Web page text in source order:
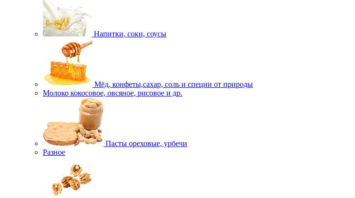
Напитки, соки, соусы
Мёд, конфеты,сахар, соль и специи от природы
Молоко кокосовое, овсяное, рисовое и др.
Пасты ореховые, урбечи
Разное